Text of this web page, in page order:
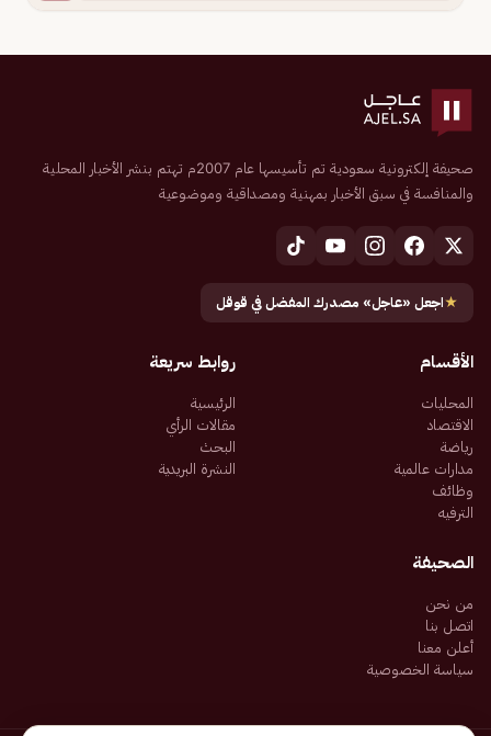
صحيفة إلكترونية سعودية تم تأسيسها عام 2007م تهتم بنشر الأخبار المحلية
والمنافسة في سبق الأخبار بمهنية ومصداقية وموضوعية
★اجعل «عاجل» مصدرك المفضل في قوقل
الأقسام
المحليات
الاقتصاد
رياضة
مدارات عالمية
وظائف
الترفيه
روابط سريعة
الرئيسية
مقالات الرأي
البحث
النشرة البريدية
الصحيفة
من نحن
اتصل بنا
أعلن معنا
سياسة الخصوصية